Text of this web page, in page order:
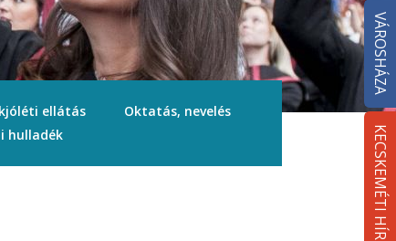
VÁROSHÁZA
KECSKEMÉTI HÍREK
ellátás
Oktatás, nevelés
hulladék